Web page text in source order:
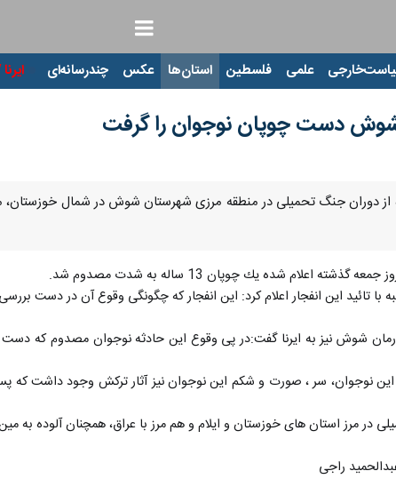
علمی فلسطین استان‌ها عکس چندرسانه‌ای ایرنا TV
شوش دست چوپان نوجوان را گرفت
از دوران جنگ تحمیلی در منطقه مرزی شهرستان شوش در شمال
اعلام شده یك چوپان 13 ساله به شدت مصدوم شد.
تائید این انفجار اعلام كرد: این انفجار كه چگونگی وقوع آن در دست
نوجوان، سر ، صورت و شكم این نوجوان نیز آثار تركش وجود داشت كه
در مرز استان های خوزستان و ایلام و هم مرز با عراق، همچنان آلوده به
راجی